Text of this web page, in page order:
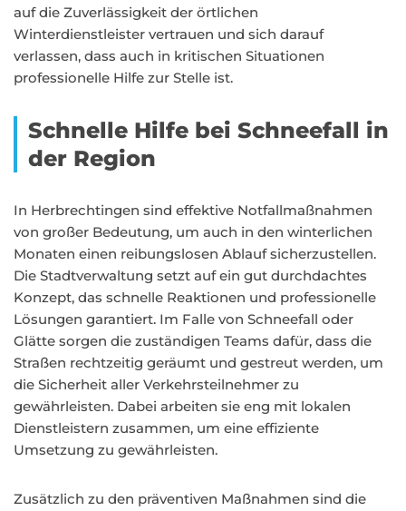
auf die Zuverlässigkeit der örtlichen
Winterdienstleister vertrauen und sich darauf
verlassen, dass auch in kritischen Situationen
professionelle Hilfe zur Stelle ist.
Schnelle Hilfe bei Schneefall in
der Region
In Herbrechtingen sind effektive Notfallmaßnahmen
von großer Bedeutung, um auch in den winterlichen
Monaten einen reibungslosen Ablauf sicherzustellen.
Die Stadtverwaltung setzt auf ein gut durchdachtes
Konzept, das schnelle Reaktionen und professionelle
Lösungen garantiert. Im Falle von Schneefall oder
Glätte sorgen die zuständigen Teams dafür, dass die
Straßen rechtzeitig geräumt und gestreut werden, um
die Sicherheit aller Verkehrsteilnehmer zu
gewährleisten. Dabei arbeiten sie eng mit lokalen
Dienstleistern zusammen, um eine effiziente
Umsetzung zu gewährleisten.
Zusätzlich zu den präventiven Maßnahmen sind die